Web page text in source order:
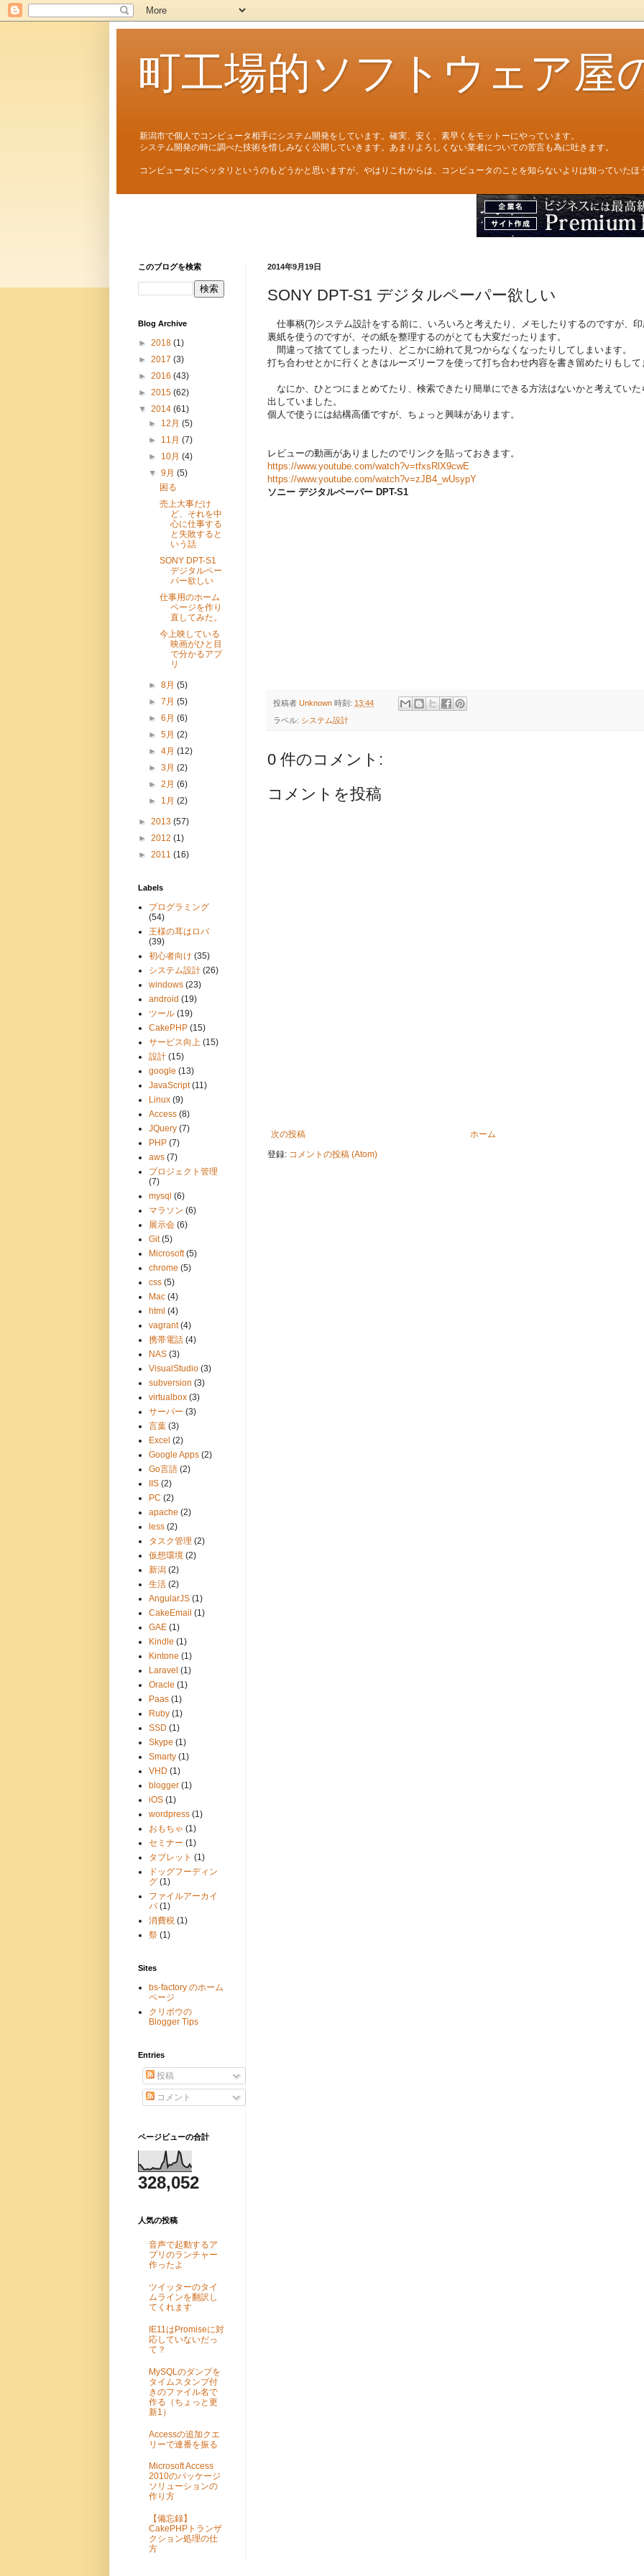
町工場的ソフトウェア屋
新潟市で個人でコンピュータ相手にシステム開発をしています。確実、安く、素早くをモットーにやっています。
システム開発の時に調べた技術を惜しみなく公開していきます。あまりよろしくない業者についての苦言も為に吐きます。
コンピュータにベッタリというのもどうかと思いますが、やはりこれからは、コンピュータのことを知らないよりは知っていたほ
2014年9月19日
SONY DPT-S1 デジタルペーパー欲しい
仕事柄(?)システム設計をする前に、いろいろと考えたり、メモしたりするのですが、
裏紙を使うのですが、その紙を整理するのがとても大変だったります。
間違って捨ててしまったり、どこかに紛れて見つからなくなったりしてしまいます。
打ち合わせとかに行くときはルーズリーフを使って打ち合わせ内容を書き留めたりもして
なにか、ひとつにまとめてたり、検索できたり簡単にできる方法はないかと考えていた
出していました。
個人で使うには結構高価ですが、ちょっと興味があります。
レビューの動画がありましたのでリンクを貼っておきます。
https://www.youtube.com/watch?v=tfxsRlX9cwE
https://www.youtube.com/watch?v=zJB4_wUsypY
ソニー デジタルペーパー DPT-S1
投稿者 Unknown 時刻: 13:44
ラベル: システム設計
0 件のコメント:
コメントを投稿
次の投稿
ホーム
登録: コメントの投稿 (Atom)
このブログを検索
Blog Archive
► 2018 (1)
► 2017 (3)
► 2016 (43)
► 2015 (62)
▼ 2014 (61)
► 12月(5)
► 11月(7)
► 10月(4)
▼9月(5)
困る
売上大事だけ
ど、それを中
心に仕事する
と失敗すると
いう話
SONY DPT-S1
デジタルペー
パー欲しい
仕事用のホーム
ページを作り
直してみた。
今上映している
映画がひと目
で分かるアプ
リ
►8月(5)
►7月(5)
►6月(6)
►5月(2)
►4月(12)
►3月(2)
►2月(6)
► 1月(2)
► 2013 (57)
► 2012 (1)
► 2011 (16)
Labels
プログラミング
(54)
王様の耳はロバ
(39)
初心者向け (35)
システム設計 (26)
windows (23)
android (19)
ツール (19)
CakePHP (15)
サービス向上 (15)
設計 (15)
google (13)
JavaScript (11)
Linux (9)
Access (8)
JQuery (7)
PHP (7)
aws (7)
プロジェクト管理
(7)
mysql (6)
マラソン (6)
展示会 (6)
Git (5)
Microsoft (5)
chrome (5)
css (5)
Mac (4)
html (4)
vagrant (4)
携帯電話 (4)
NAS (3)
VisualStudio (3)
subversion (3)
virtualbox (3)
サーバー (3)
言葉 (3)
Excel (2)
Google Apps (2)
Go言語 (2)
IIS (2)
PC (2)
apache (2)
less (2)
タスク管理 (2)
仮想環境 (2)
新潟 (2)
生活 (2)
AngularJS (1)
CakeEmail (1)
GAE (1)
Kindle (1)
Kintone (1)
Laravel (1)
Oracle (1)
Paas (1)
Ruby (1)
SSD (1)
Skype (1)
Smarty (1)
VHD (1)
blogger (1)
iOS (1)
wordpress (1)
おもちゃ (1)
セミナー (1)
タブレット (1)
ドッグフーディン
グ (1)
ファイルアーカイ
バ (1)
消費税 (1)
祭 (1)
Sites
bs-factory のホーム
ページ
クリボウの
Blogger Tips
Entries
投稿
コメント
ページビューの合計
328,052
人気の投稿
音声で起動するア
プリのランチャー
作ったよ
ツイッターのタイ
ムラインを翻訳し
てくれます
IE11はPromiseに対
応していないだっ
て？
MySQLのダンプを
タイムスタンプ付
きのファイル名で
作る（ちょっと更
新1）
Accessの追加クエ
リーで連番を振る
Microsoft Access
2010のパッケージ
ソリューションの
作り方
【備忘録】
CakePHPトランザ
クション処理の仕
方